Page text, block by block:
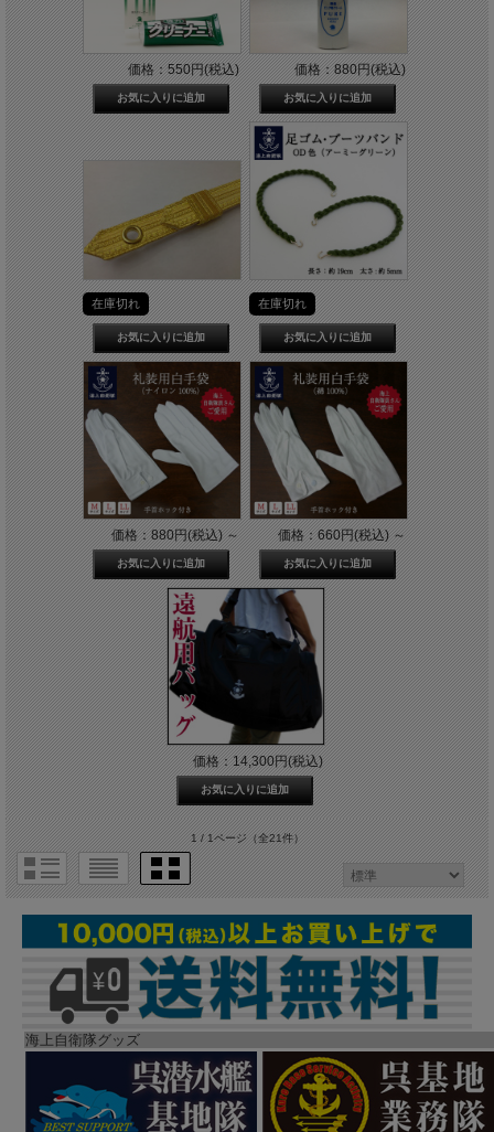
価格：550円(税込) 価格：880円(税込)
在庫切れ 在庫切れ
価格：880円(税込)～ 価格：660円(税込)～
価格：14,300円(税込)
1 / 1ページ（全21件）
海上自衛隊グッズ